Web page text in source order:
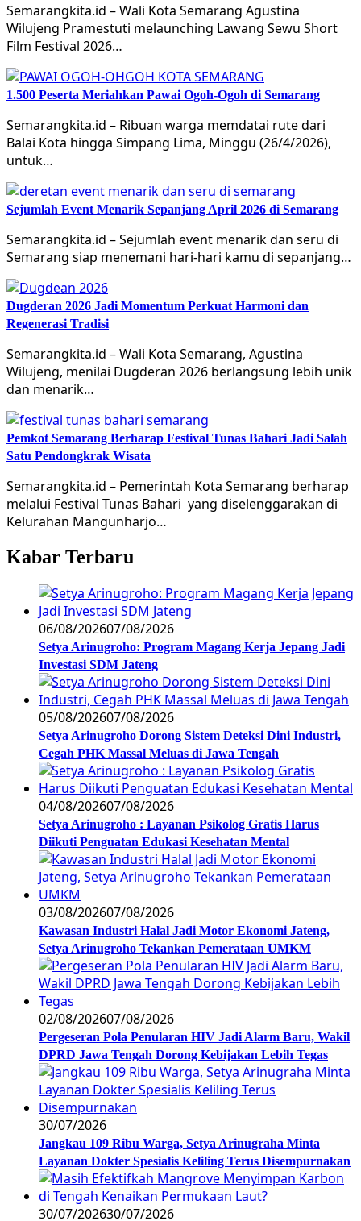
Semarangkita.id – Wali Kota Semarang Agustina
Wilujeng Pramestuti melaunching Lawang Sewu Short
Film Festival 2026…
1.500 Peserta Meriahkan Pawai Ogoh-Ogoh di Semarang
Semarangkita.id – Ribuan warga memdatai rute dari
Balai Kota hingga Simpang Lima, Minggu (26/4/2026),
untuk…
Sejumlah Event Menarik Sepanjang April 2026 di Semarang
Semarangkita.id – Sejumlah event menarik dan seru di
Semarang siap menemani hari-hari kamu di sepanjang…
Dugderan 2026 Jadi Momentum Perkuat Harmoni dan
Regenerasi Tradisi
Semarangkita.id – Wali Kota Semarang, Agustina
Wilujeng, menilai Dugderan 2026 berlangsung lebih unik
dan menarik…
Pemkot Semarang Berharap Festival Tunas Bahari Jadi Salah
Satu Pendongkrak Wisata
Semarangkita.id – Pemerintah Kota Semarang berharap
melalui Festival Tunas Bahari yang diselenggarakan di
Kelurahan Mangunharjo…
Kabar Terbaru
06/08/202607/08/2026
Setya Arinugroho: Program Magang Kerja Jepang Jadi
Investasi SDM Jateng
05/08/202607/08/2026
Setya Arinugroho Dorong Sistem Deteksi Dini Industri,
Cegah PHK Massal Meluas di Jawa Tengah
04/08/202607/08/2026
Setya Arinugroho : Layanan Psikolog Gratis Harus
Diikuti Penguatan Edukasi Kesehatan Mental
03/08/202607/08/2026
Kawasan Industri Halal Jadi Motor Ekonomi Jateng,
Setya Arinugroho Tekankan Pemerataan UMKM
02/08/202607/08/2026
Pergeseran Pola Penularan HIV Jadi Alarm Baru, Wakil
DPRD Jawa Tengah Dorong Kebijakan Lebih Tegas
30/07/2026
Jangkau 109 Ribu Warga, Setya Arinugraha Minta
Layanan Dokter Spesialis Keliling Terus Disempurnakan
30/07/202630/07/2026